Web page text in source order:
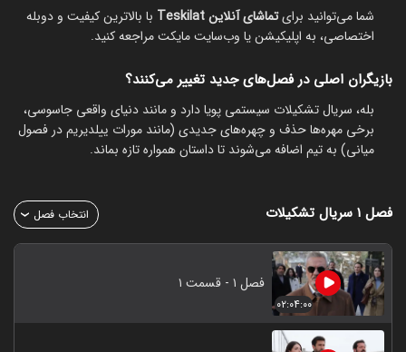
شما می‌توانید برایتماشای آنلاین Teskilat
با بالاترین کیفیت و دوبله
اختصاصی، به اپلیکیشن یا وب‌سایت مایکت مراجعه کنید.
بازیگران اصلی در فصل‌های جدید تغییر می‌کنند؟
بله، سریال تشکیلات سیستمی پویا دارد و مانند دنیای واقعی جاسوسی،
برخی مهره‌ها حذف و چهره‌های جدیدی (مانند مورات ییلدیریم در فصول
میانی) به تیم اضافه می‌شوند تا داستان همواره تازه بماند.
فصل ۱ سریال تشکیلات انتخاب فصل
۰۲:۰۴:۰۰
فصل ۱ - قسمت ۱